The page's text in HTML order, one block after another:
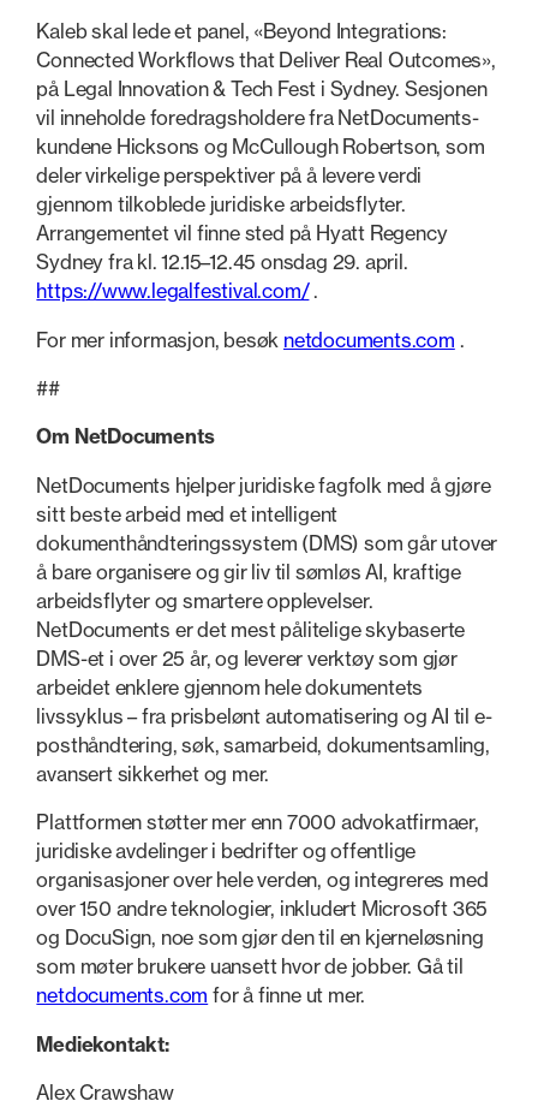
Kaleb skal lede et panel, «Beyond Integrations:
Connected Workflows that Deliver Real Outcomes»,
på Legal Innovation & Tech Fest i Sydney. Sesjonen
vil inneholde foredragsholdere fra NetDocuments-
kundene Hicksons og McCullough Robertson, som
deler virkelige perspektiver på å levere verdi
gjennom tilkoblede juridiske arbeidsflyter.
Arrangementet vil finne sted på Hyatt Regency
Sydney fra kl. 12.15–12.45 onsdag 29. april.
https://www.legalfestival.com/.
For mer informasjon, besøk netdocuments.com .
##
Om NetDocuments
NetDocuments hjelper juridiske fagfolk med å gjøre
sitt beste arbeid med et intelligent
dokumenthåndteringssystem (DMS) som går utover
å bare organisere og gir liv til sømløs AI, kraftige
arbeidsflyter og smartere opplevelser.
NetDocuments er det mest pålitelige skybaserte
DMS-et i over 25 år, og leverer verktøy som gjør
arbeidet enklere gjennom hele dokumentets
livssyklus – fra prisbelønt automatisering og AI til e-
posthåndtering, søk, samarbeid, dokumentsamling,
avansert sikkerhet og mer.
Plattformen støtter mer enn 7000 advokatfirmaer,
juridiske avdelinger i bedrifter og offentlige
organisasjoner over hele verden, og integreres med
over 150 andre teknologier, inkludert Microsoft 365
og DocuSign, noe som gjør den til en kjerneløsning
som møter brukere uansett hvor de jobber. Gå til
netdocuments.com for å finne ut mer.
Mediekontakt:
Alex Crawshaw